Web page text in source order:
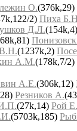
О.(376k,29)
2) Пиха
Д.Л.(154k,4)
(1237k,2)
А.М.(178k,7/2)
А.Е.(306k,12)
Резников А.
(27k,14) Рой Е.
(5703k,185)